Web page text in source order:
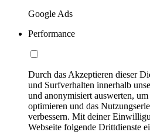
Google Ads
Performance
Durch das Akzeptieren dieser
und Surfverhalten innerhalb
und anonymisiert auswerten, um
optimieren und das
verbessern. Mit deiner
Webseite folgende Drittdienste